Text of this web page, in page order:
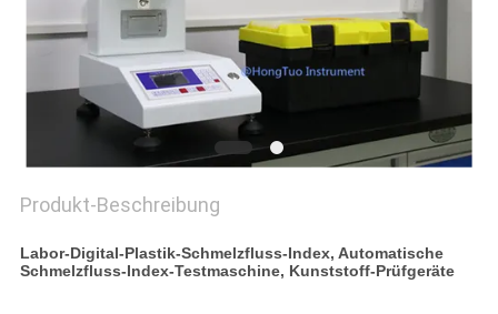
Produkt-Beschreibung
Labor-Digital-Plastik-Schmelzfluss-Index, Automatische
Schmelzfluss-Index-Testmaschine, Kunststoff-Prüfgeräte